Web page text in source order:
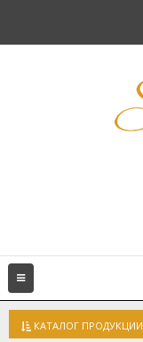
Toggle
navigation
КАТАЛОГ ПРОДУКЦИИ